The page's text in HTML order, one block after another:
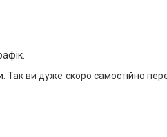
ви дуже скоро самостійно